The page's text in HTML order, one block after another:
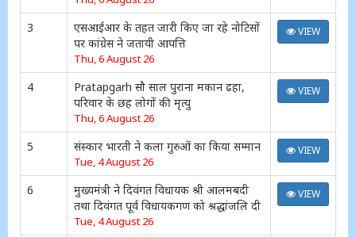
3
एसआईआर के तहत जारी किए जा रहे नोटिसों
पर कांग्रेस ने जतायी आपत्ति
Thu, 6 August 26
VIEW
4
Pratapgarh सौ साल पुराना मकान ढहा,
परिवार के छह लोगों की मृत्यु
Thu, 6 August 26
VIEW
5 संस्कार भारती ने कला गुरुओं का किया सम्मान
Tue, 4 August 26
VIEW
6
मुख्यमंत्री ने दिवंगत विधायक श्री आलमबदी
तथा दिवंगत पूर्व विधायकगण को श्रद्धांजलि दी
Tue, 4 August 26
VIEW